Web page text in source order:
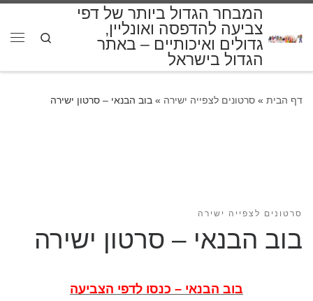
המבחר הגדול ביותר של דפי
צביעה להדפסה ואונליין,
גדולים ואיכותיים – באתר
הגדול בישראל
Search
דף הבית » סרטונים לצפייה ישירה » בוב הבנאי – סרטון ישירה
סרטונים לצפייה ישירה
בוב הבנאי – סרטון ישירה
בוב הבנאי – כנסו לדפי הצביעה